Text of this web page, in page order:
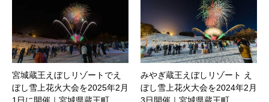
宮城蔵王えぼしリゾートでえ
ぼし雪上花火大会を2025年2月
みやぎ蔵王えぼしリゾート え
ぼし雪上花火大会を2024年2月